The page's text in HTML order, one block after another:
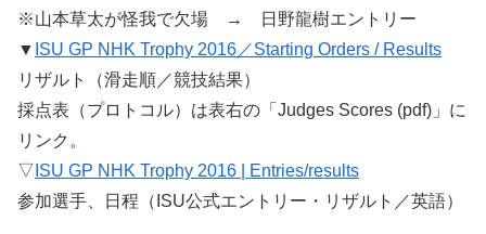
※山本草太が怪我で欠場 → 日野龍樹エントリー
▼ ISU GP NHK Trophy 2016／Starting Orders / Results
リザルト（滑走順／競技結果）
採点表（プロトコル）は表右の「Judges Scores (pdf)」に
リンク。
▽ ISU GP NHK Trophy 2016 | Entries/results
参加選手、日程（ISU公式エントリー・リザルト／英語）